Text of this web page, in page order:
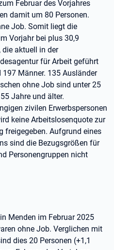
Februar des Vorjahres
damit um 80 Personen.
Job. Somit liegt die
Vorjahr bei plus 30,9
die aktuell in der
für Arbeit geführt
Männer. 135 Ausländer
ohne Job sind unter 25
Jahre und älter.
zivilen Erwerbspersonen
keine Arbeitslosenquote zur
freigegeben. Aufgrund eines
sind die Bezugsgrößen für
Personengruppen nicht
Menden im Februar 2025
ohne Job. Verglichen mit
dies 20 Personen (+1,1